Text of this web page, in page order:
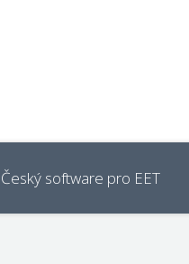
Český software pro EET